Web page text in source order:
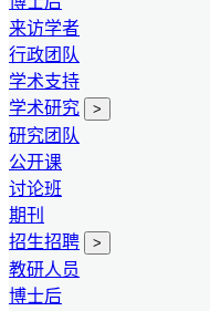
来访学者
行政团队
学术支持
学术研究
>
研究团队
公开课
讨论班
期刊
招生招聘
>
教研人员
博士后